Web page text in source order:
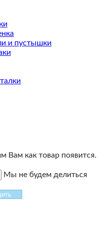
и пустышки
Вам как товар появится.
Мы не будем делиться